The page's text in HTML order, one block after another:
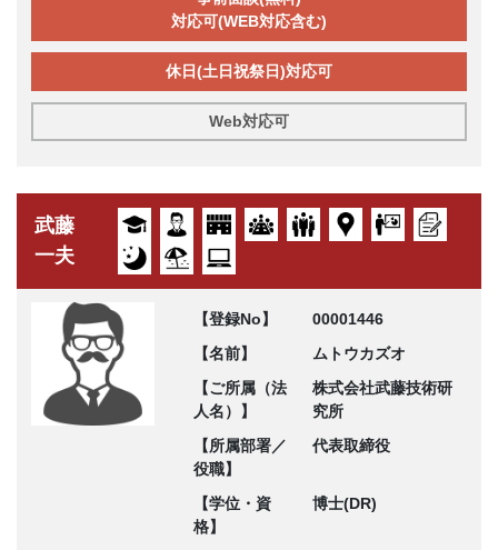
対応可(WEB対応含む)
休日(土日祝祭日)対応可
Web対応可
武藤
一夫
【登録No】
00001446
【名前】
ムトウカズオ
【ご所属（法
人名）】
株式会社武藤技術研
究所
【所属部署／
役職】
代表取締役
【学位・資
格】
博士(DR)